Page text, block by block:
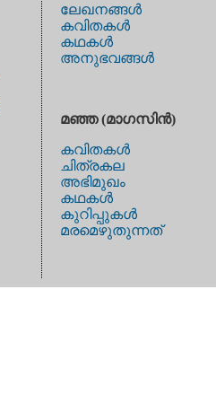
ലേഖനങ്ങള്‍
കവിതകള്‍
കഥകള്‍
അനുഭവങ്ങള്‍
മഞ്ഞ (മാഗസിന്‍)
കവിതകള്‍
ചിത്രകല
അഭിമുഖം
കഥകള്‍
കുറിപ്പുകള്‍
മരമെഴുതുന്നത്